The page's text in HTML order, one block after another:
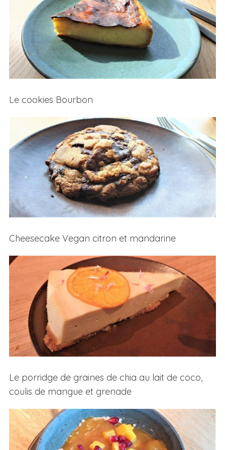
Le cookies Bourbon
Cheesecake Vegan citron et mandarine
Le porridge de graines de chia au lait de coco,
coulis de mangue et grenade